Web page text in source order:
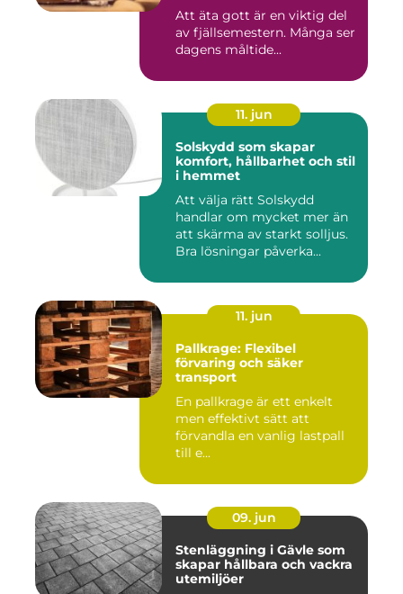
Att äta gott är en viktig del
av fjällsemestern. Många ser
dagens måltide...
11. jun
Solskydd som skapar
komfort, hållbarhet och stil
i hemmet
Att välja rätt Solskydd
handlar om mycket mer än
att skärma av starkt solljus.
Bra lösningar påverka...
11. jun
Pallkrage: Flexibel
förvaring och säker
transport
En pallkrage är ett enkelt
men effektivt sätt att
förvandla en vanlig lastpall
till e...
09. jun
Stenläggning i Gävle som
skapar hållbara och vackra
utemiljöer